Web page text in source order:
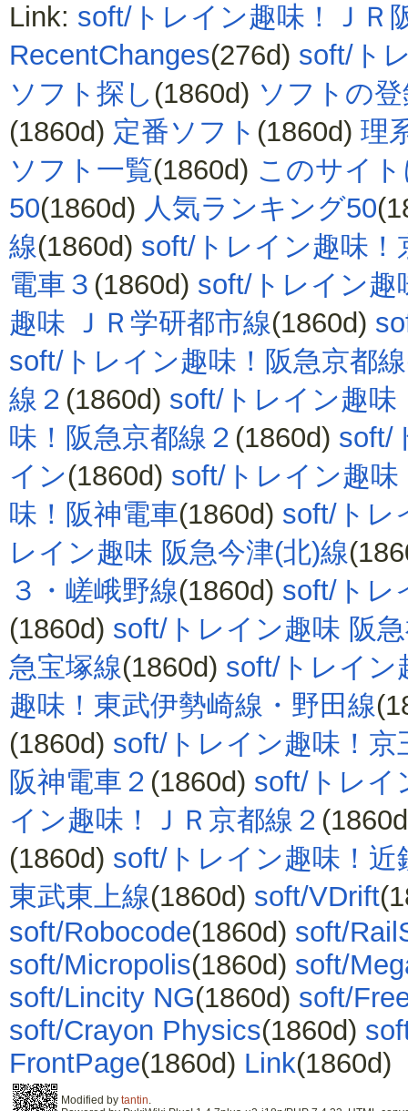
Link: soft/トレイン趣味！ＪＲ
RecentChanges(276d) soft/ト
ソフト探し (1860d) ソフトの
(1860d) 定番ソフト (1860d) 理
ソフト一覧(1860d) このサイ
50(1860d) 人気ランキング50
線(1860d) soft/トレイン趣味！
電車３ (1860d) soft/トレイン趣
趣味 ＪＲ学研都市線(1860d)
soft/トレイン趣味！阪急京都線
線２ (1860d) soft/トレイン趣味
味！阪急京都線２ (1860d) soft/
イン(1860d) soft/トレイン趣味
味！阪神電車(1860d) soft/トレ
レイン趣味 阪急今津(北)線
３・嵯峨野線(1860d) soft/トレ
(1860d) soft/トレイン趣味 阪
急宝塚線(1860d) soft/トレイン
趣味！東武伊勢崎線・野田線
(1860d) soft/トレイン趣味！京
阪神電車２ (1860d) soft/トレイ
イン趣味！ＪＲ京都線２
(1860d) soft/トレイン趣味！近
東武東上線(1860d) soft/VDrift
soft/Robocode(1860d) soft/
soft/Micropolis(1860d) soft/
soft/Lincity NG(1860d) soft/
soft/Crayon Physics(1860d)
FrontPage(1860d) Link(1860d)
Modified by tantin.